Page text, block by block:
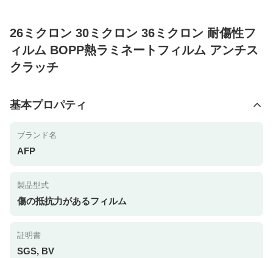
26ミクロン 30ミクロン 36ミクロン 耐傷性フ
ィルム BOPP熱ラミネートフィルム アンチス
クラッチ
基本プロパティ
ブランド名
AFP
製品型式
傷の抵抗力があるフィルム
証明書
SGS, BV